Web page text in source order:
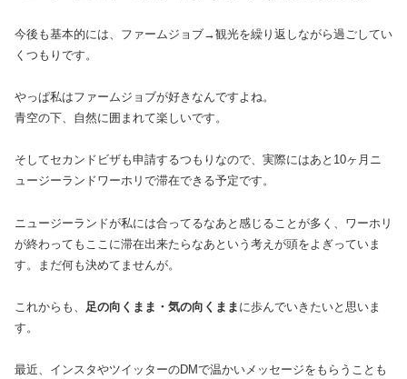
今後も基本的には、ファームジョブ→観光を繰り返しながら過ごしてい
くつもりです。
やっぱ私はファームジョブが好きなんですよね。
青空の下、自然に囲まれて楽しいです。
そしてセカンドビザも申請するつもりなので、実際にはあと10ヶ月ニ
ュージーランドワーホリで滞在できる予定です。
ニュージーランドが私には合ってるなあと感じることが多く、ワーホリ
が終わってもここに滞在出来たらなあという考えが頭をよぎっていま
す。まだ何も決めてませんが。
これからも、 足の向くまま・気の向くまま に歩んでいきたいと思いま
す。
最近、インスタやツイッターのDMで温かいメッセージをもらうことも